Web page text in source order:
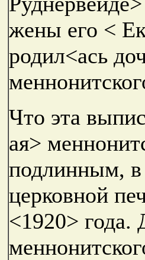
жены его <
родил<ась
Что эта
ая>
подлинным,
церковной
<1920>